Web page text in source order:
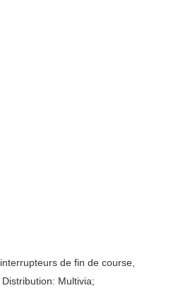
de fin de course,
Multivia;